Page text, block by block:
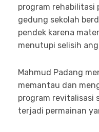
program rehabilitasi
gedung sekolah
pendek karena
menutupi selisih
Mahmud Padang
memantau dan
program revitalisasi
terjadi permainan